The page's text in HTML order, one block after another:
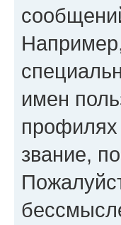
имен
профилях
звание,